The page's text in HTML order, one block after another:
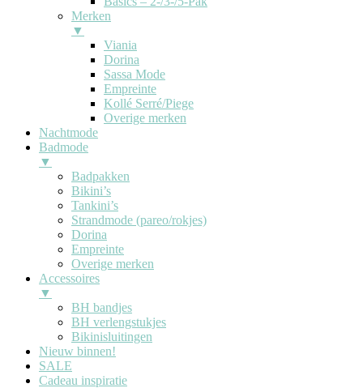
Merken
▼
Viania
Dorina
Sassa Mode
Empreinte
Kollé Serré/Piege
Overige merken
Nachtmode
Badmode
▼
Badpakken
Bikini’s
Tankini’s
Strandmode (pareo/rokjes)
Dorina
Empreinte
Overige merken
Accessoires
▼
BH bandjes
BH verlengstukjes
Bikinisluitingen
Nieuw binnen!
SALE
Cadeau inspiratie